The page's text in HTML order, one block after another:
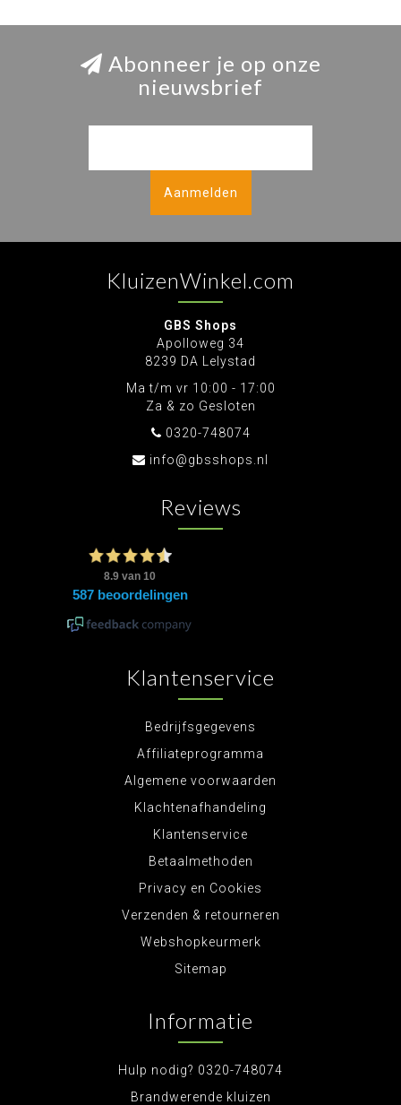
Abonneer je op onze
nieuwsbrief
Aanmelden
KluizenWinkel.com
GBS Shops
Apolloweg 34
8239 DA Lelystad
Ma t/m vr 10:00 - 17:00
Za & zo Gesloten
0320-748074
info@gbsshops.nl
Reviews
Klantenservice
Bedrijfsgegevens
Affiliateprogramma
Algemene voorwaarden
Klachtenafhandeling
Klantenservice
Betaalmethoden
Privacy en Cookies
Verzenden & retourneren
Webshopkeurmerk
Sitemap
Informatie
Hulp nodig? 0320-748074
Brandwerende kluizen